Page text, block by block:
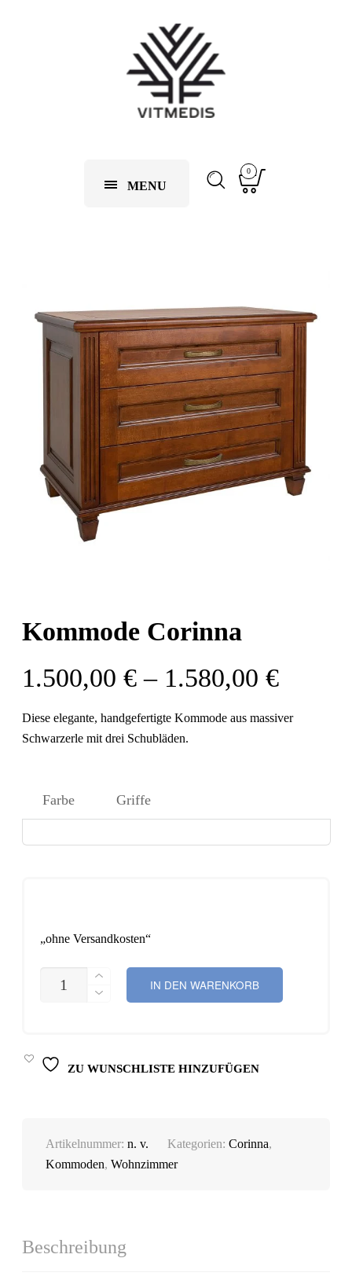
MENU
0
Kommode Corinna
1.500,00€ – 1.580,00€
Diese elegante, handgefertigte Kommode aus massiver
Schwarzerle mit drei Schubläden.
Farbe Griffe
„ohne Versandkosten“
KOMMODE
CORINNA
IN DEN WARENKORB
ZU WUNSCHLISTE HINZUFÜGEN
Artikelnummer:n. v. Kategorien:Corinna,
Kommoden,Wohnzimmer
Beschreibung